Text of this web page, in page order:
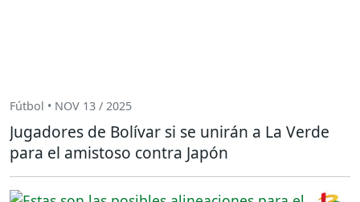
Fútbol • NOV 13 / 2025
Jugadores de Bolívar si se unirán a La Verde
para el amistoso contra Japón